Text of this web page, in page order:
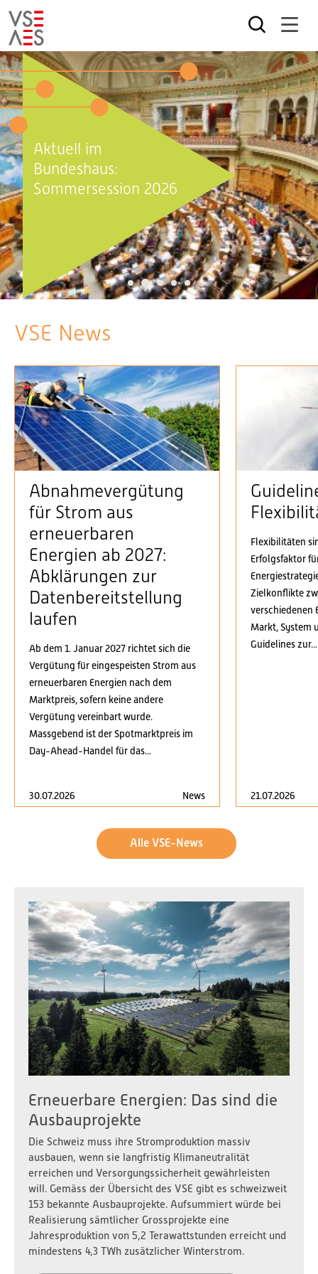
Direkt
zum
Inhalt
Aktuell im
Bundeshaus:
Sommersession 2026
1 2 3 4 5
VSE News
Abnahmevergütung
für Strom aus
erneuerbaren
Energien ab 2027:
Abklärungen zur
Datenbereitstellung
laufen
Ab dem 1. Januar 2027 richtet sich die
Vergütung für eingespeisten Strom aus
erneuerbaren Energien nach dem
Marktpreis, sofern keine andere
Vergütung vereinbart wurde.
Massgebend ist der Spotmarktpreis im
Day-Ahead-Handel für das...
30.07.2026 News
Flexibilitäten
Erfolgsfaktor
Zielkonflikte
verschiedenen
Markt, System
Guidelines zur...
21.07.2026
Alle VSE-News
Erneuerbare Energien: Das sind die
Ausbauprojekte
Die Schweiz muss ihre Stromproduktion massiv
ausbauen, wenn sie langfristig Klimaneutralität
erreichen und Versorgungssicherheit gewährleisten
will. Gemäss der Übersicht des VSE gibt es schweizweit
153 bekannte Ausbauprojekte. Aufsummiert würde bei
Realisierung sämtlicher Grossprojekte eine
Jahresproduktion von 5,2 Terawattstunden erreicht und
mindestens 4,3 TWh zusätzlicher Winterstrom.